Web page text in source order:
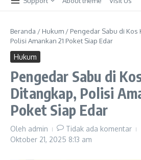
Beranda / Hukum / Pengedar Sabu di Kos
Polisi Amankan 21 Poket Siap Edar
Hukum
Pengedar Sabu di
Ditangkap, Polisi
Poket Siap Edar
Oleh admin
Tidak ada komentar
Oktober 21, 2025 8:13 am